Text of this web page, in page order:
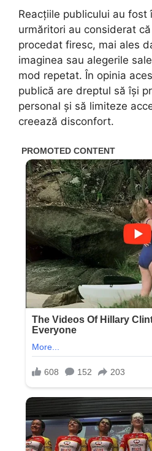
Reacțiile publicului au fost
urmăritori au considerat
procedat firesc, mai ales
imaginea sau alegerile
mod repetat. În opinia
publică are dreptul să își
personal și să limiteze
creează disconfort.